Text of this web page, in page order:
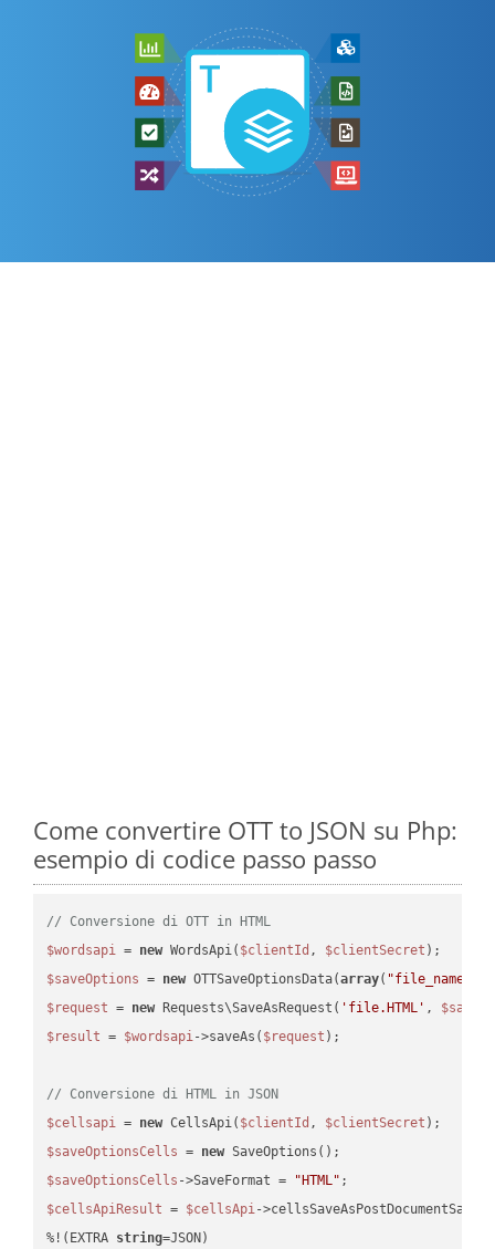
Come convertire OTT to JSON su Php:
esempio di codice passo passo
// Conversione di OTT in HTML
$wordsapi = new WordsApi( $clientId , $clientSecret
$saveOptions = new OTTSaveOptionsData(array( "file_name"
$request = new Requests\SaveAsRequest( 'file.HTML' ,
$result = $wordsapi->saveAs( $request );
// Conversione di HTML in JSON
$cellsapi = new CellsApi( $clientId , $clientSecret
$saveOptionsCells = new
$saveOptionsCells ->SaveFormat = "HTML"
$cellsApiResult = $cellsApi-
%!(EXTRA string=JSON)